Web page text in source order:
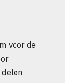
voor de